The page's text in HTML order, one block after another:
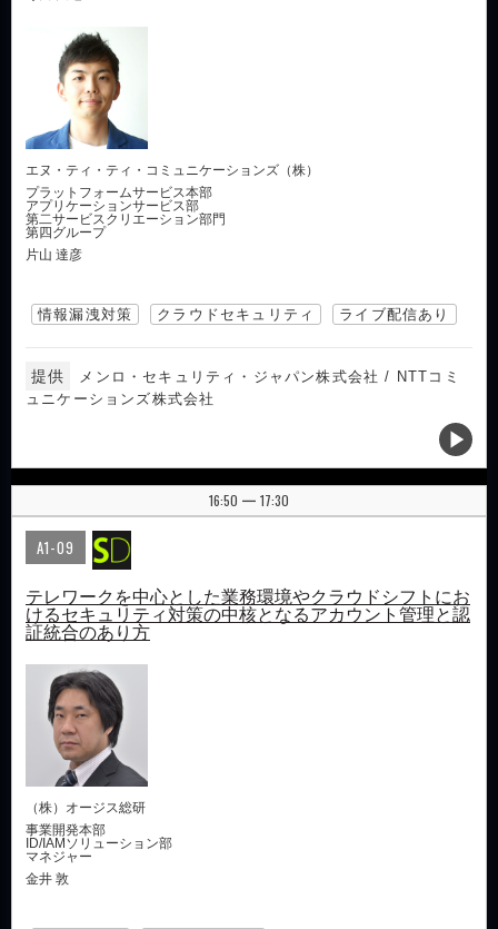
エヌ・ティ・ティ・コミュニケーションズ（株）
プラットフォームサービス本部
アプリケーションサービス部
第二サービスクリエーション部門
第四グループ
片山 達彦
情報漏洩対策 クラウドセキュリティ ライブ配信あり
提供
メンロ・セキュリティ・ジャパン株式会社 / NTTコミ
ュニケーションズ株式会社
16:50 | 17:30
A1-09
テレワークを中心とした業務環境やクラウドシフトにお
けるセキュリティ対策の中核となるアカウント管理と認
証統合のあり方
（株）オージス総研
事業開発本部
ID/IAMソリューション部
マネジャー
金井 敦